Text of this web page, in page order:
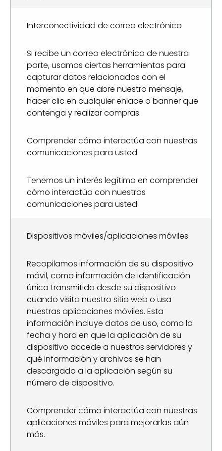
Interconectividad de correo electrónico
Si recibe un correo electrónico de nuestra
parte, usamos ciertas herramientas para
capturar datos relacionados con el
momento en que abre nuestro mensaje,
hacer clic en cualquier enlace o banner que
contenga y realizar compras.
Comprender cómo interactúa con nuestras
comunicaciones para usted.
Tenemos un interés legítimo en comprender
cómo interactúa con nuestras
comunicaciones para usted.
Dispositivos móviles/aplicaciones móviles
Recopilamos información de su dispositivo
móvil, como información de identificación
única transmitida desde su dispositivo
cuando visita nuestro sitio web o usa
nuestras aplicaciones móviles. Esta
información incluye datos de uso, como la
fecha y hora en que la aplicación de su
dispositivo accede a nuestros servidores y
qué información y archivos se han
descargado a la aplicación según su
número de dispositivo.
Comprender cómo interactúa con nuestras
aplicaciones móviles para mejorarlas aún
más.